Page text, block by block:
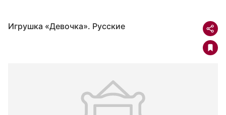
Игрушка «Девочка». Русские